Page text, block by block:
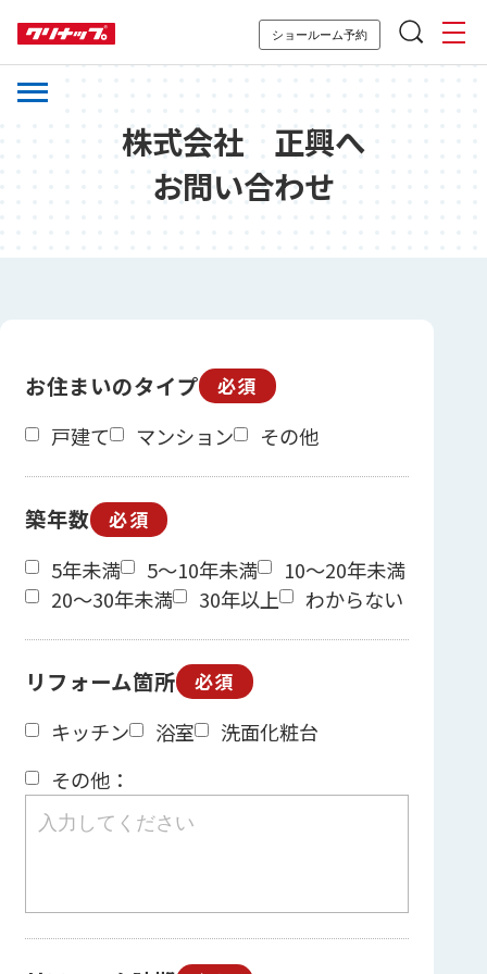
ショールーム予約
株式会社 正興へ
お問い合わせ
お住まいのタイプ 必須
戸建て マンション その他
築年数 必須
5年未満 5～10年未満
10～20年未満
20～30年未満
30年以上 わからない
リフォーム箇所 必須
キッチン 浴室
洗面化粧台
その他：